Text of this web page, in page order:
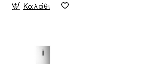
Καλάθι